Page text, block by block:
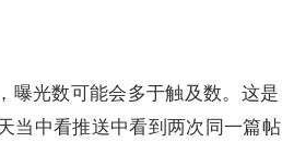
曝光数可能会多于触及数。这是
当中看推送中看到两次同一篇帖